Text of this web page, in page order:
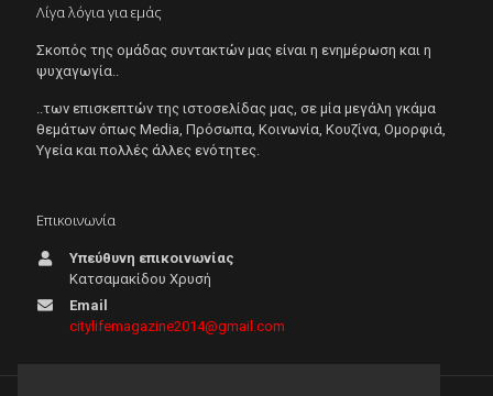
Λίγα λόγια για εμάς
Σκοπός της ομάδας συντακτών μας είναι η ενημέρωση και η
ψυχαγωγία..
..των επισκεπτών της ιστοσελίδας μας, σε μία μεγάλη γκάμα
θεμάτων όπως Μedia, Πρόσωπα, Κοινωνία, Κουζίνα, Ομορφιά,
Υγεία και πολλές άλλες ενότητες.
Επικοινωνία
Υπεύθυνη επικοινωνίας
Κατσαμακίδου Χρυσή
Email
citylifemagazine2014@gmail.com